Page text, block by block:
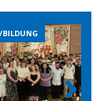
BILDUNG